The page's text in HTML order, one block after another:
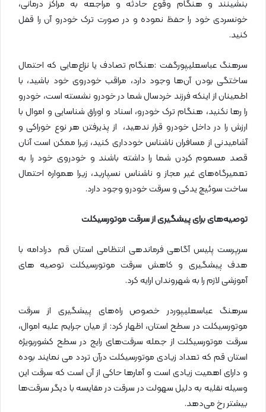
بنشینند و هنگام وقوع حادثه و مراجعه به مراکز درمانی،
خونسردی خود را حفظ نموده و در صورت ترک خودرو آن را قفل
کنید.
سرهنگ عباسعلیپورگفت :هنگام تصادف یا نزاع‌هایی که احتمال
ساختگی بودن آن‌ها وجود دارد، مراقب خودروی خود باشید، با
اطمینان از اینکه فرزند خردسال شما در خودرو نشسته است، خودرو
را رها نکنید، هنگام ترک خودرو، اسناد و اوراق شناسایی و اموال با
ارزش را در داخل خودرو قرار ندهید، از پذیرفتن هر نوع خوراکی و
آشامیدنی از مسافران ناشناس خودداری کنید، زیرا ممکن است آنان
قصد مسموم کردن شما را داشته باشند و خودروی خود را به
تعمیرگاه‌های غیر مجاز و ناشناس نسپارید، زیرا همواره احتمال
ساخت سوئیچ یدکی و سرقت خودرو وجود دارد.
توصیه‌های برای پیشگیری از سرقت موتورسیکلت
سرپرست پلیس آگاهی فرماندهی انتظامی استان قم درادامه با
هدف پیشگیری و کاهش سرقت موتورسیکلت توصیه های
آموزشی لازم را به شهروندان ارایه کرد.
سرهنگ عباسعلیپوردر خصوص راه‌های پیشگیری از سرقت
موتورسیکلت در سطح استان، اظهار کرد: از میان جرایم علیه اموال،
سرقت موتورسیکلت از جمله سرقت‌های رایج در سطح کشوربویژه
استان قم که تعداد زیادی موتورسیکلت درآن تردد می نمایند بوده
و دارای اهمیت زیادی است و آمارها حاکی از آن است که سرقت این
وسیله نقلیه به دلیل سهولت در سرقت در مقایسه با دیگر سرقت‌ها
بیشتر رخ می‌دهد.